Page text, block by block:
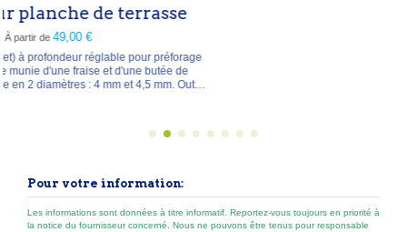
Pour votre information:
Les informations sont données à titre informatif. Reportez-vous toujours en priorité à
la notice du fournisseur concerné. Nous ne pouvons être tenus pour responsable